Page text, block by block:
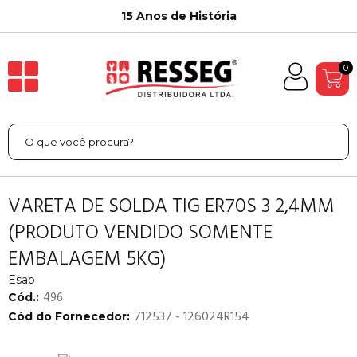
15 Anos de História
0
VARETA DE SOLDA TIG ER70S 3 2,4MM
(PRODUTO VENDIDO SOMENTE
EMBALAGEM 5KG)
Esab
Cód.: 496
Cód do Fornecedor: 712537 - 126024R154